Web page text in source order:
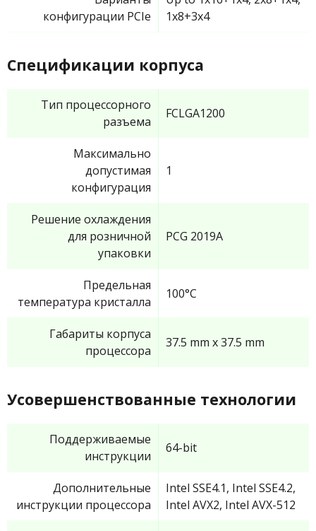
конфигурации PCIe
1x8+3x4
Спецификации корпуса
Тип процессорного
разъема
FCLGA1200
Максимально
допустимая
конфигурация
1
Решение охлаждения
для розничной
упаковки
PCG 2019A
Предельная
температура кристалла
100°C
Габариты корпуса
процессора
37.5 mm x 37.5 mm
Усовершенствованные технологии
Поддерживаемые
инструкции
64-bit
Дополнительные
инструкции процессора
Intel SSE4.1, Intel SSE4.2,
Intel AVX2, Intel AVX-512